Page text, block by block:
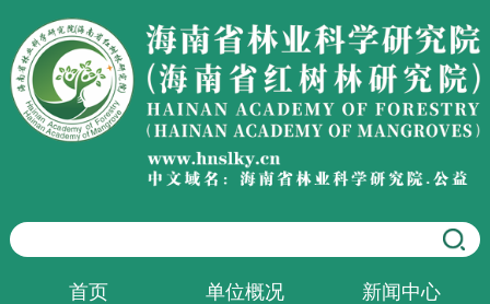
首页 单位概况
新闻中心